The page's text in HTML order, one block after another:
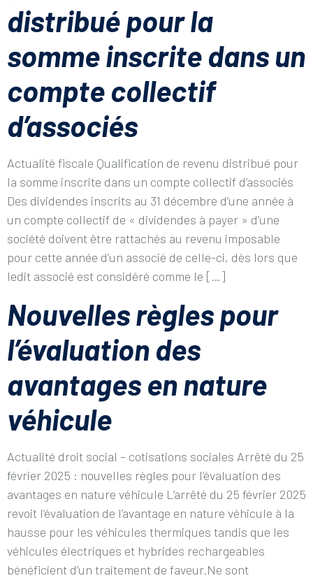
distribué pour la
somme inscrite dans un
compte collectif
d’associés
Actualité fiscale Qualification de revenu distribué pour
la somme inscrite dans un compte collectif d’associés
Des dividendes inscrits au 31 décembre d’une année à
un compte collectif de « dividendes à payer » d’une
société doivent être rattachés au revenu imposable
pour cette année d’un associé de celle-ci, dès lors que
ledit associé est considéré comme le […]
Nouvelles règles pour
l’évaluation des
avantages en nature
véhicule
Actualité droit social – cotisations sociales Arrêté du 25
février 2025 : nouvelles règles pour l’évaluation des
avantages en nature véhicule L’arrêté du 25 février 2025
revoit l’évaluation de l’avantage en nature véhicule à la
hausse pour les véhicules thermiques tandis que les
véhicules électriques et hybrides rechargeables
bénéficient d’un traitement de faveur.Ne sont